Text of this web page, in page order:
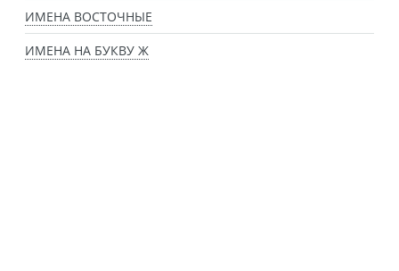
ИМЕНА ВОСТОЧНЫЕ
ИМЕНА НА БУКВУ Ж